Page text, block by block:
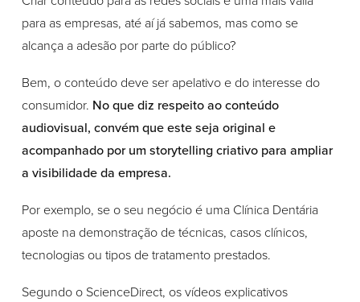
para as empresas, até aí já sabemos, mas como se
alcança a adesão por parte do público?
Bem, o conteúdo deve ser apelativo e do interesse do
consumidor. No que diz respeito ao conteúdo
audiovisual, convém que este seja original e
acompanhado por um storytelling criativo para ampliar
a visibilidade da empresa.
Por exemplo, se o seu negócio é uma Clínica Dentária
aposte na demonstração de técnicas, casos clínicos,
tecnologias ou tipos de tratamento prestados.
Segundo o ScienceDirect, os vídeos explicativos